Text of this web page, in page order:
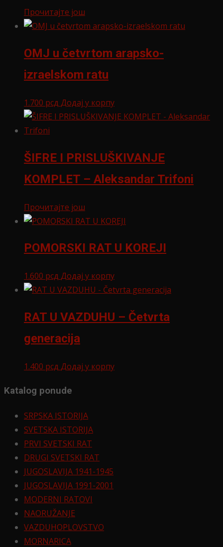
Прочитајте још
OMJ u četvrtom arapsko-
izraelskom ratu
1.700 рсд Додај у корпу
ŠIFRE I PRISLUŠKIVANJE
KOMPLET – Aleksandar Trifoni
Прочитајте још
POMORSKI RAT U KOREJI
1.600 рсд Додај у корпу
RAT U VAZDUHU – Četvrta
generacija
1.400 рсд Додај у корпу
Katalog ponude
SRPSKA ISTORIJA
SVETSKA ISTORIJA
PRVI SVETSKI RAT
DRUGI SVETSKI RAT
JUGOSLAVIJA 1941-1945
JUGOSLAVIJA 1991-2001
MODERNI RATOVI
NAORUŽANJE
VAZDUHOPLOVSTVO
MORNARICA